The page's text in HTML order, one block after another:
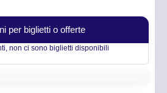
per biglietti o offerte
non ci sono biglietti disponibili